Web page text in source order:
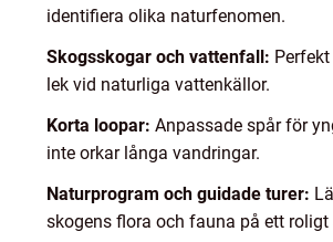
identifiera olika naturfenomen.
Skogsskogar och vattenfall:
lek vid naturliga vattenkällor.
Korta loopar: Anpassade spår för
inte orkar långa vandringar.
Naturprogram och guidade turer:
skogens flora och fauna på ett roligt